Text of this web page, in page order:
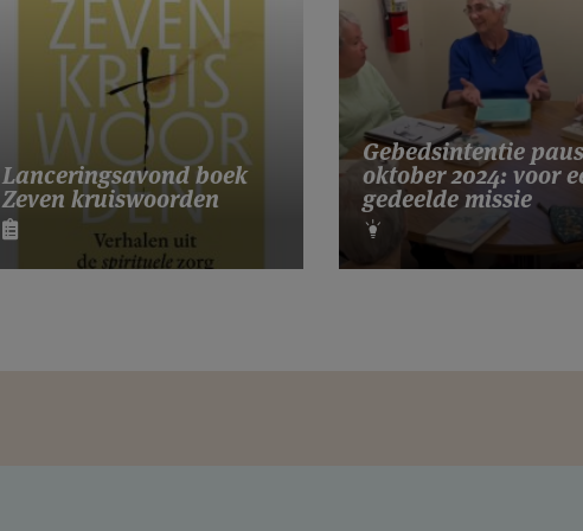
Lanceringsavond boek
Zeven kruiswoorden
Gebedsintentie paus
oktober 2024: voor
gedeelde missie